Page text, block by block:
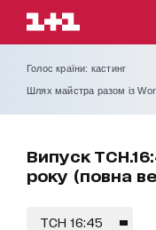
Голос країни: кастинг
Шлях майстра разом із
Випуск
року (повна
ТСН 16:45